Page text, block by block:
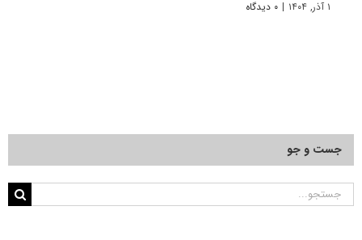
۱ آذر, ۱۴۰۴ | ۰ دیدگاه
جست و جو
جستجو